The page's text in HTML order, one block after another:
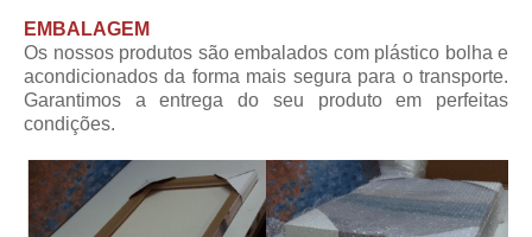
EMBALAGEM
Os nossos produtos são embalados com plástico bolha e
acondicionados da forma mais segura para o transporte.
Garantimos a entrega do seu produto em perfeitas
condições.